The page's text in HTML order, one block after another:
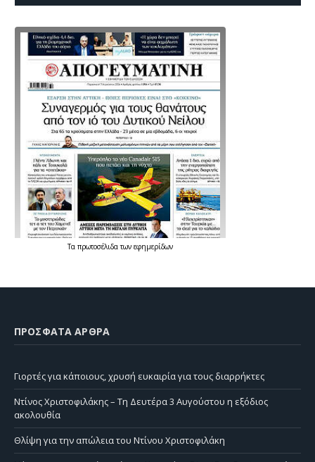
Τα πρωτοσέλιδατων εφημερίδων
ΠΡΌΣΦΑΤΑ ΆΡΘΡΑ
Γιορτές για κάποιους, χρυσή ευκαιρία για τους διαρρήκτες
Ντίνος Χριστοφιλάκης – Τη Δευτέρα 3 Αυγούστου η εξόδιος
ακολουθία
Θλίψη για την απώλεια του Ντίνου Χριστοφιλάκη